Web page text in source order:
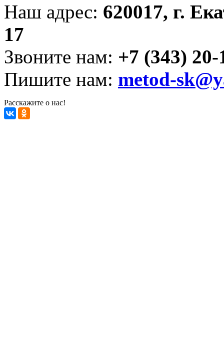
Наш адрес: 620017, г.
17
Звоните нам: +7 (343) 20-
Пишите нам: metod-
Расскажите о нас!